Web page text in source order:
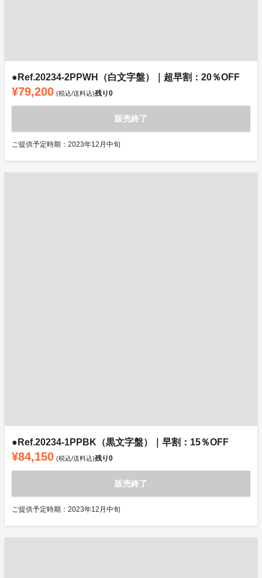
●Ref.20234-2PPWH（白文字盤）｜超早割：20％OFF
¥79,200 (税込/送料込)残り0
販売終了
ご提供予定時期：2023年12月中旬
●Ref.20234-1PPBK（黒文字盤）｜早割：15％OFF
¥84,150 (税込/送料込)残り0
販売終了
ご提供予定時期：2023年12月中旬